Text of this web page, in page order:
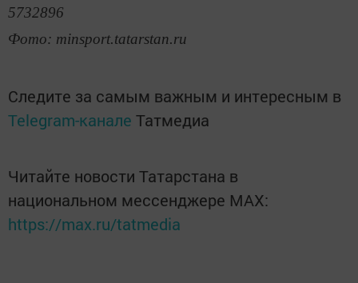
5732896
Фото: minsport.tatarstan.ru
Следите за самым важным и интересным в
Telegram-канале Татмедиа
Читайте новости Татарстана в
национальном мессенджере MАХ:
https://max.ru/tatmedia